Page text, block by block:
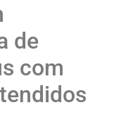
de
com